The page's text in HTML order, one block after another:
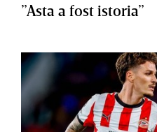
”Asta a fost istoria”